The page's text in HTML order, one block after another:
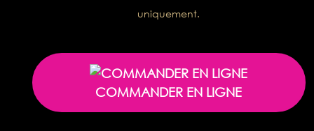
uniquement.
COMMANDER EN LIGNE